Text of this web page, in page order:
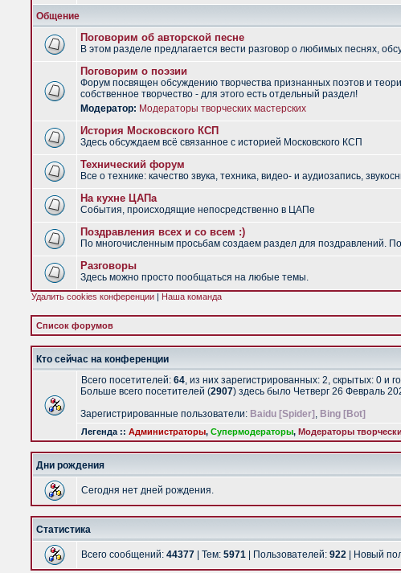
Общение
Поговорим об авторской песне
В этом разделе предлагается вести разговор о любимых песнях,
Поговорим о поэзии
Форум посвящен обсуждению творчества признанных поэтов и
собственное творчество - для этого есть отдельный раздел!
Модератор: Модераторы творческих мастерских
История Московского КСП
Здесь обсуждаем всё связанное с историей Московского КСП
Технический форум
Все о технике: качество звука, техника, видео- и аудиозапись,
На кухне ЦАПа
События, происходящие непосредственно в ЦАПе
Поздравления всех и со всем :)
По многочисленным просьбам создаем раздел для поздравлений.
Разговоры
Здесь можно просто пообщаться на любые темы.
Удалить cookies конференции | Наша команда
Список форумов
Кто сейчас на конференции
Всего посетителей: 64, из них зарегистрированных: 2, скрытых: 0 и
Больше всего посетителей (2907) здесь было Четверг 26 Февраль
Зарегистрированные пользователи: Baidu [Spider] , Bing [Bot]
Легенда :: Администраторы, Супермодераторы, Модераторы
Дни рождения
Сегодня нет дней рождения.
Статистика
Всего сообщений: 44377 | Тем: 5971 | Пользователей: 922 | Новый